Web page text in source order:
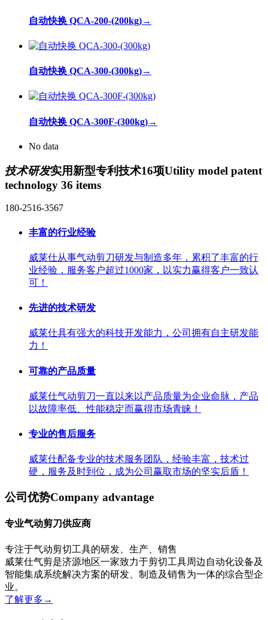
自动快换 QCA-200-(200kg)→
自动快换 QCA-300-(300kg)→
自动快换 QCA-300F-(300kg)→
No data
技术研发实用新型专利技术16项Utility model patent
technology 36 items
180-2516-3567
丰富的行业经验
威莱仕从事气动剪刀研发与制造多年，累积了丰富的行
业经验，服务客户超过1000家，以实力赢得客户一致认
可！
先进的技术研发
威莱仕具有强大的科技开发能力，公司拥有自主研发能
力！
可靠的产品质量
威莱仕气动剪刀一直以来以产品质量为企业命脉，产品
以故障率低、性能稳定而赢得市场青睐！
专业的售后服务
威莱仕配备专业的技术服务团队，经验丰富，技术过
硬，服务及时到位，成为公司赢取市场的坚实后盾！
公司优势Company advantage
专业气动剪刀供应商
专注于气动剪切工具的研发、生产、销售
威莱仕气剪是济源地区一家致力于剪切工具周边自动化设备及
智能集成系统解决方案的研发、制造及销售为一体的综合型企
业。
了解更多 →